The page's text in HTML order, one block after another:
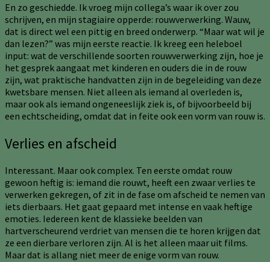
En zo geschiedde. Ik vroeg mijn collega’s waar ik over zou
schrijven, en mijn stagiaire opperde: rouwverwerking. Wauw,
dat is direct wel een pittig en breed onderwerp. “Maar wat wil je
dan lezen?” was mijn eerste reactie. Ik kreeg een heleboel
input: wat de verschillende soorten rouwverwerking zijn, hoe je
het gesprek aangaat met kinderen en ouders die in de rouw
zijn, wat praktische handvatten zijn in de begeleiding van deze
kwetsbare mensen. Niet alleen als iemand al overleden is,
maar ook als iemand ongeneeslijk ziek is, of bijvoorbeeld bij
een echtscheiding, omdat dat in feite ook een vorm van rouw is.
Verlies en afscheid
Interessant. Maar ook complex. Ten eerste omdat rouw
gewoon heftig is: iemand die rouwt, heeft een zwaar verlies te
verwerken gekregen, of zit in de fase om afscheid te nemen van
iets dierbaars. Het gaat gepaard met intense en vaak heftige
emoties. Iedereen kent de klassieke beelden van
hartverscheurend verdriet van mensen die te horen krijgen dat
ze een dierbare verloren zijn. Al is het alleen maar uit films.
Maar dat is allang niet meer de enige vorm van rouw.